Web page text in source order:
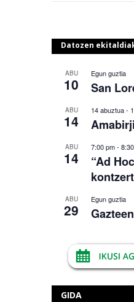
Datozen
ABU
10
Egun guztia
San
ABU
14
14 abuztua-
ABU
14
7:00 pm-
“Ad
ABU
29
Egun guztia
GIDA